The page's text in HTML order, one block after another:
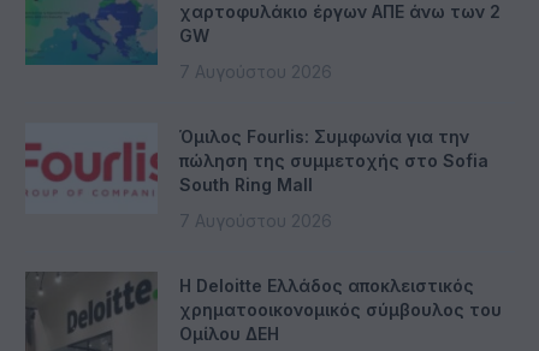
χαρτοφυλάκιο έργων ΑΠΕ άνω των 2
GW
7 Αυγούστου 2026
Όμιλος Fourlis: Συμφωνία για την
πώληση της συμμετοχής στο Sofia
South Ring Mall
7 Αυγούστου 2026
Η Deloitte Ελλάδος αποκλειστικός
χρηματοοικονομικός σύμβουλος του
Ομίλου ΔΕΗ